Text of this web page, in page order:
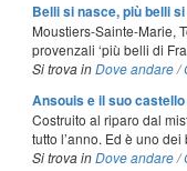
Belli si nasce, più belli
Moustiers-Sainte-Marie,
provenzali ‘più belli di
Si trova in Dove andare /
Ansouis e il suo
Costruito al riparo dal
tutto l’anno. Ed è uno
Si trova in Dove andare /